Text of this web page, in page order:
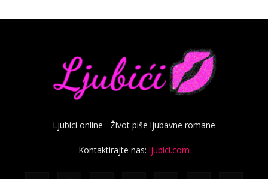
Ljubici online - Život piše ljubavne romane
Kontaktirajte nas: ljubici.com